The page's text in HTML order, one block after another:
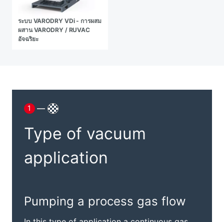
ระบบ VARODRY VDi - การผสม
ผสาน VARODRY / RUVAC
อัจฉริยะ